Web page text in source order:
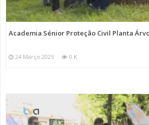
Academia Sénior Proteção Civil Planta
24 Março 2025 0 K